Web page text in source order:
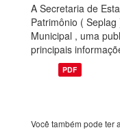
A Secretaria de
Patrimônio (
Municipal , uma
principais
PDF
Você também pode ter